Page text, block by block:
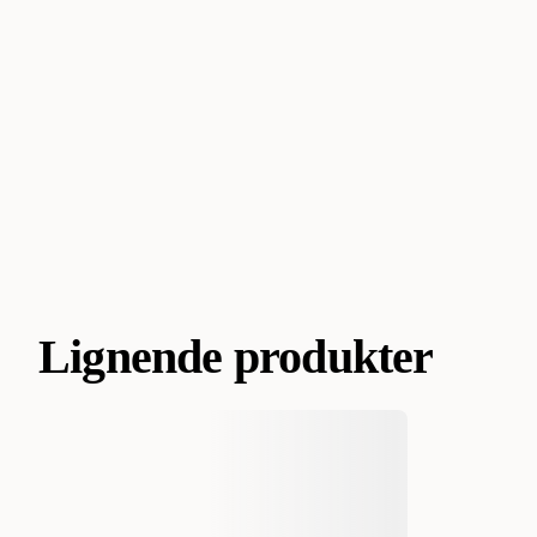
Lignende produkter